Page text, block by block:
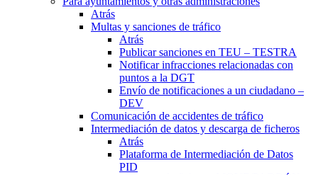
Atrás
Multas y sanciones de tráfico
Atrás
Publicar sanciones en TEU – TESTRA
Notificar infracciones relacionadas con
puntos a la DGT
Envío de notificaciones a un ciudadano –
DEV
Comunicación de accidentes de tráfico
Intermediación de datos y descarga de ficheros
Atrás
Plataforma de Intermediación de Datos
PID